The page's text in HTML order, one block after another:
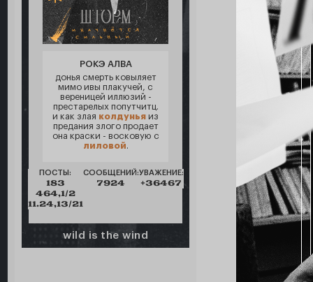
РОКЭ АЛВА
донья смерть ковыляет
мимо ивы плакучей, с
вереницей иллюзий -
престарелых попутчитц.
и как злая колдунья из
предания злого продает
она краски - восковую с
лиловой.
ПОСТЫ:
183
464,1/2
11.24,13/21
СООБЩЕНИЙ:
7924
УВАЖЕНИЕ:
+36467
wild is the wind